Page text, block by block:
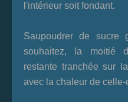
l'intérieur soit fondant.
Saupoudrer de sucre
souhaitez, la moitié
restante tranchée sur
avec la chaleur de celle-